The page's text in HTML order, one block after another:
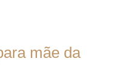
mãe da